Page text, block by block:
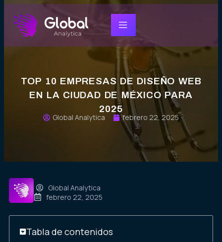
TOP 10 EMPRESAS DE DISEÑO WEB
EN LA CIUDAD DE MÉXICO PARA
2025
Global Analytica febrero 22, 2025
Global Analytica
febrero 22, 2025
Tabla de contenidos